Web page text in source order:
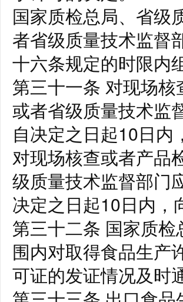
国家质检总局、省级
者省级质量技术监督
十六条规定的时限内
第三十一条 对现场
或者省级质量技术监
自决定之日起10日
对现场核查或者产品
级质量技术监督部门
决定之日起10日内，
第三十二条 国家质
围内对取得食品生产
可证的发证情况及时